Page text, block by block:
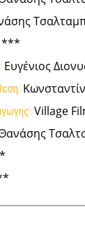
***
Ευγένιος
Village